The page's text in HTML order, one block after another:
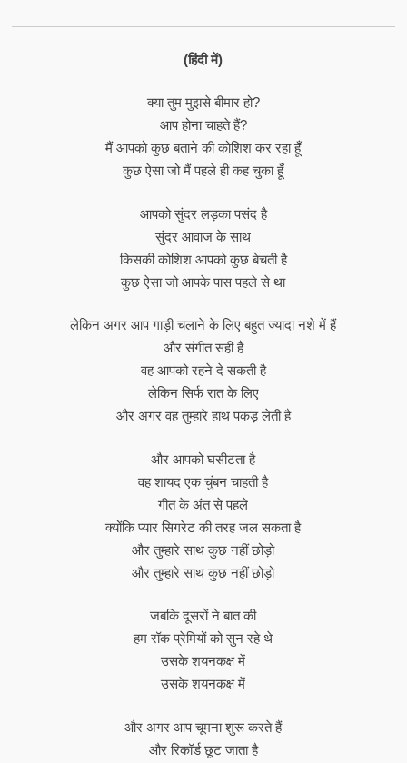
(हिंदी में)
क्या तुम मुझसे बीमार हो?
आप होना चाहते हैं?
मैं आपको कुछ बताने की कोशिश कर रहा हूँ
कुछ ऐसा जो मैं पहले ही कह चुका हूँ
आपको सुंदर लड़का पसंद है
सुंदर आवाज के साथ
किसकी कोशिश आपको कुछ बेचती है
कुछ ऐसा जो आपके पास पहले से था
लेकिन अगर आप गाड़ी चलाने के लिए बहुत ज्यादा नशे में हैं
और संगीत सही है
वह आपको रहने दे सकती है
लेकिन सिर्फ रात के लिए
और अगर वह तुम्हारे हाथ पकड़ लेती है
और आपको घसीटता है
वह शायद एक चुंबन चाहती है
गीत के अंत से पहले
क्योंकि प्यार सिगरेट की तरह जल सकता है
और तुम्हारे साथ कुछ नहीं छोड़ो
और तुम्हारे साथ कुछ नहीं छोड़ो
जबकि दूसरों ने बात की
हम रॉक प्रेमियों को सुन रहे थे
उसके शयनकक्ष में
उसके शयनकक्ष में
और अगर आप चूमना शुरू करते हैं
और रिकॉर्ड छूट जाता है